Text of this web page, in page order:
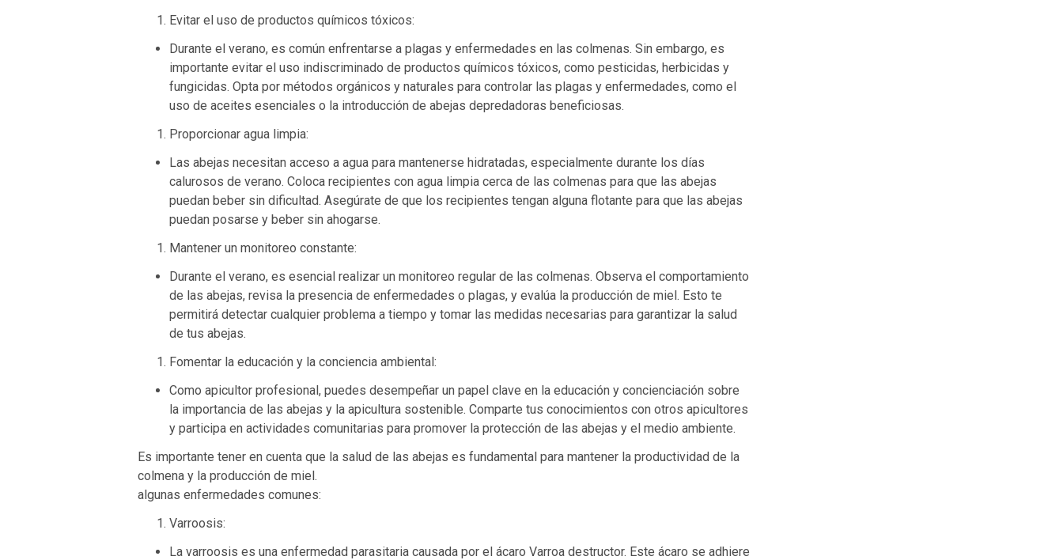
Evitar el uso de productos químicos tóxicos:
Durante el verano, es común enfrentarse a plagas y enfermedades en las colmenas. Sin embargo, es
importante evitar el uso indiscriminado de productos químicos tóxicos, como pesticidas, herbicidas y
fungicidas. Opta por métodos orgánicos y naturales para controlar las plagas y enfermedades, como el
uso de aceites esenciales o la introducción de abejas depredadoras beneficiosas.
Proporcionar agua limpia:
Las abejas necesitan acceso a agua para mantenerse hidratadas, especialmente durante los días
calurosos de verano. Coloca recipientes con agua limpia cerca de las colmenas para que las abejas
puedan beber sin dificultad. Asegúrate de que los recipientes tengan alguna flotante para que las abejas
puedan posarse y beber sin ahogarse.
Mantener un monitoreo constante:
Durante el verano, es esencial realizar un monitoreo regular de las colmenas. Observa el comportamiento
de las abejas, revisa la presencia de enfermedades o plagas, y evalúa la producción de miel. Esto te
permitirá detectar cualquier problema a tiempo y tomar las medidas necesarias para garantizar la salud
de tus abejas.
Fomentar la educación y la conciencia ambiental:
Como apicultor profesional, puedes desempeñar un papel clave en la educación y concienciación sobre
la importancia de las abejas y la apicultura sostenible. Comparte tus conocimientos con otros apicultores
y participa en actividades comunitarias para promover la protección de las abejas y el medio ambiente.
Es importante tener en cuenta que la salud de las abejas es fundamental para mantener la productividad de la
colmena y la producción de miel.
algunas enfermedades comunes:
Varroosis:
La varroosis es una enfermedad parasitaria causada por el ácaro Varroa destructor. Este ácaro se adhiere